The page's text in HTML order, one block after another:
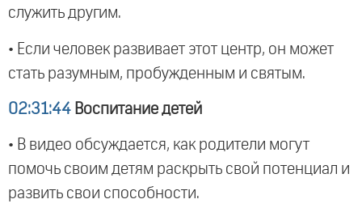
служить другим.
• Если человек развивает этот центр, он может
стать разумным, пробужденным и святым.
02:31:44 Воспитание детей
• В видео обсуждается, как родители могут
помочь своим детям раскрыть свой потенциал и
развить свои способности.